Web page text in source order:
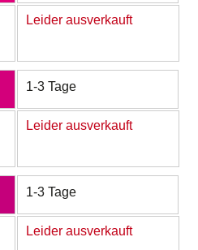
Leider ausverkauft
1-3 Tage
Leider ausverkauft
1-3 Tage
Leider ausverkauft